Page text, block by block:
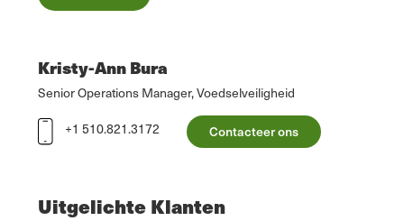
Kristy-Ann Bura
Senior Operations Manager, Voedselveiligheid
+1 510.821.3172 Contacteer ons
Uitgelichte Klanten